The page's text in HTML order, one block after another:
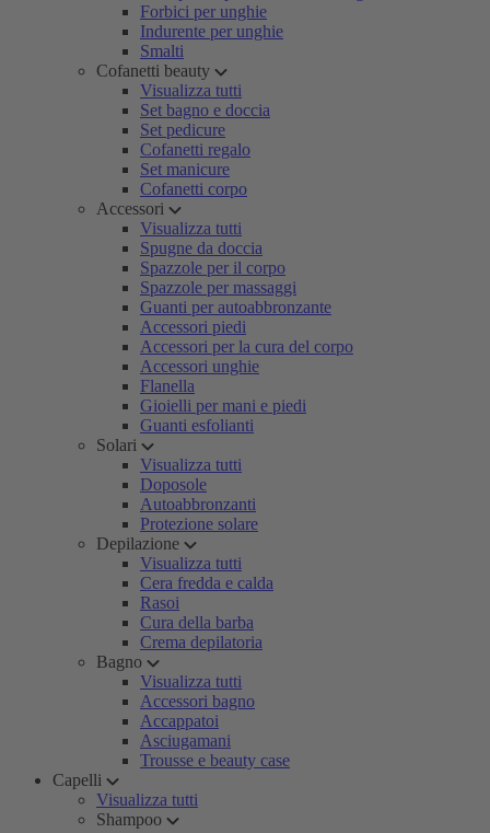
Forbici per unghie
Indurente per unghie
Smalti
Cofanetti beauty
Visualizza tutti
Set bagno e doccia
Set pedicure
Cofanetti regalo
Set manicure
Cofanetti corpo
Accessori
Visualizza tutti
Spugne da doccia
Spazzole per il corpo
Spazzole per massaggi
Guanti per autoabbronzante
Accessori piedi
Accessori per la cura del corpo
Accessori unghie
Flanella
Gioielli per mani e piedi
Guanti esfolianti
Solari
Visualizza tutti
Doposole
Autoabbronzanti
Protezione solare
Depilazione
Visualizza tutti
Cera fredda e calda
Rasoi
Cura della barba
Crema depilatoria
Bagno
Visualizza tutti
Accessori bagno
Accappatoi
Asciugamani
Trousse e beauty case
Capelli
Visualizza tutti
Shampoo